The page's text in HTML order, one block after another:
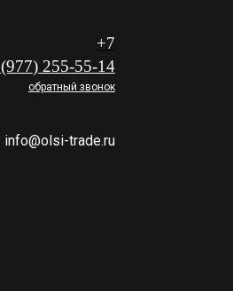
+7
(977) 255-55-14
обратный звонок
info@olsi-trade.ru